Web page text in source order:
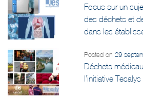
Focus sur un
des déchets et
dans les
Posted on29
Déchets
l’initiative